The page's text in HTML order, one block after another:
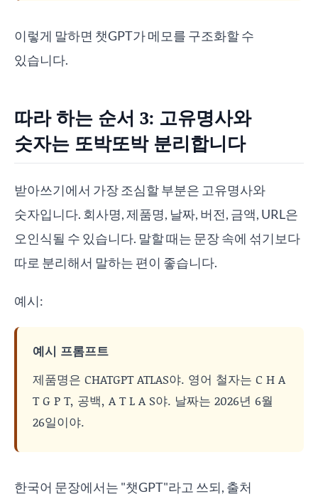
이렇게 말하면 챗GPT가 메모를 구조화할 수
있습니다.
따라 하는 순서 3: 고유명사와
숫자는 또박또박 분리합니다
받아쓰기에서 가장 조심할 부분은 고유명사와
숫자입니다. 회사명, 제품명, 날짜, 버전, 금액, URL은
오인식될 수 있습니다. 말할 때는 문장 속에 섞기보다
따로 분리해서 말하는 편이 좋습니다.
예시:
예시 프롬프트
제품명은 CHATGPT ATLAS야. 영어 철자는 C H A
T G P T, 공백, A T L A S야. 날짜는 2026년 6월
26일이야.
한국어 문장에서는 "챗GPT"라고 쓰되, 출처